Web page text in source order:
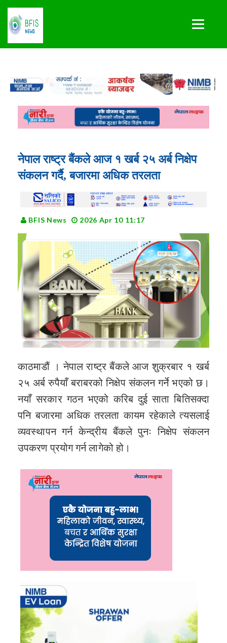
नेपाल राष्ट्र बैंकले आज १ खर्ब २५ अर्ब निक्षेप
संकलन गर्दै, बजारमा अधिक तरलता
BFIS News 2026 Apr 10 11:17
काठमाडौं । नेपाल राष्ट्र बैंकले आज शुक्रबार १ खर्ब
२५ अर्ब रुपैयाँ बराबरको निक्षेप संकलन गर्ने भएको छ।
नयाँ सरकार गठन भएको करिब दुई साता बितिसक्दा
पनि बजारमा अधिक तरलता कायम रहेकाले त्यसलाई
व्यवस्थापन गर्न केन्द्रीय बैंकले पुनः निक्षेप संकलन
उपकरण प्रयोग गर्न लागेको हो।